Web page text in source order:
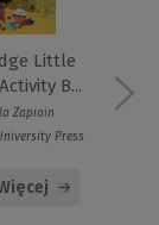
Little
B...
Zapiain
Press